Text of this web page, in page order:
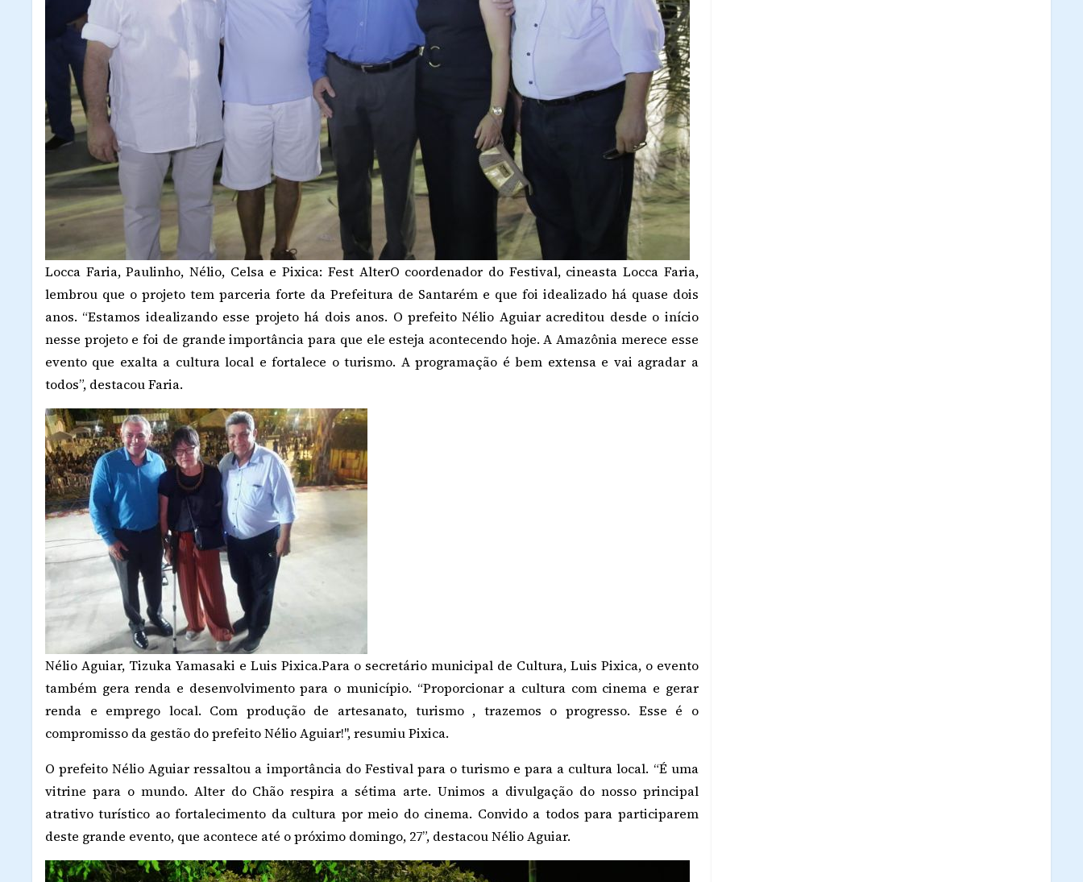
Locca Faria, Paulinho, Nélio, Celsa e Pixica: Fest AlterO coordenador do Festival, cineasta Locca Faria,
lembrou que o projeto tem parceria forte da Prefeitura de Santarém e que foi idealizado há quase dois
anos. “Estamos idealizando esse projeto há dois anos. O prefeito Nélio Aguiar acreditou desde o início
nesse projeto e foi de grande importância para que ele esteja acontecendo hoje. A Amazônia merece esse
evento que exalta a cultura local e fortalece o turismo. A programação é bem extensa e vai agradar a
todos”, destacou Faria.
Nélio Aguiar, Tizuka Yamasaki e Luis Pixica.Para o secretário municipal de Cultura, Luis Pixica, o evento
também gera renda e desenvolvimento para o município. “Proporcionar a cultura com cinema e gerar
renda e emprego local. Com produção de artesanato, turismo , trazemos o progresso. Esse é o
compromisso da gestão do prefeito Nélio Aguiar!", resumiu Pixica.
O prefeito Nélio Aguiar ressaltou a importância do Festival para o turismo e para a cultura local. “É uma
vitrine para o mundo. Alter do Chão respira a sétima arte. Unimos a divulgação do nosso principal
atrativo turístico ao fortalecimento da cultura por meio do cinema. Convido a todos para participarem
deste grande evento, que acontece até o próximo domingo, 27”, destacou Nélio Aguiar.